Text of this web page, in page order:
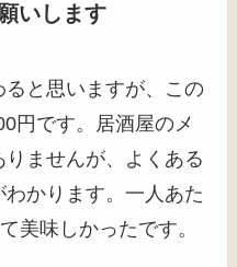
いします
と思いますが、この
円です。居酒屋のメ
ませんが、よくある
かります。一人あた
美味しかったです。